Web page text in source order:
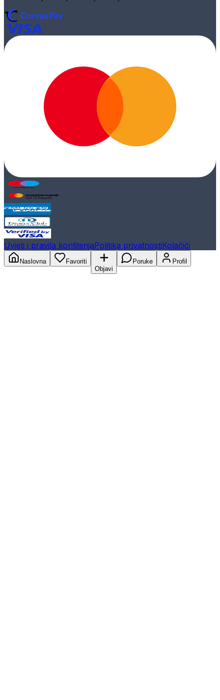
Uvjeti i pravila korištenjaPolitika privatnostiKolačići
Naslovna
Favoriti
Objavi
Poruke Profil